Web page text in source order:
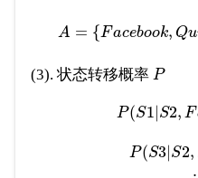
A = {Facebook, Qu
(3). 状态转移概率 P
P(S1 S2, F
P(S3|S2,
.